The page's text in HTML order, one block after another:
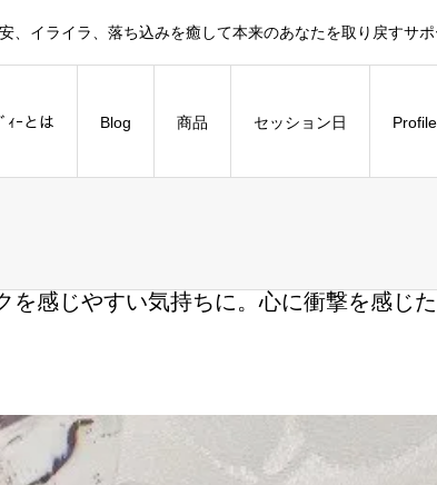
イライラ、落ち込みを癒して本来のあなたを取り戻すサポ
ｨｰとは Blog 商品 セッション日 Profile
感じやすい気持ちに。心に衝撃を感じ